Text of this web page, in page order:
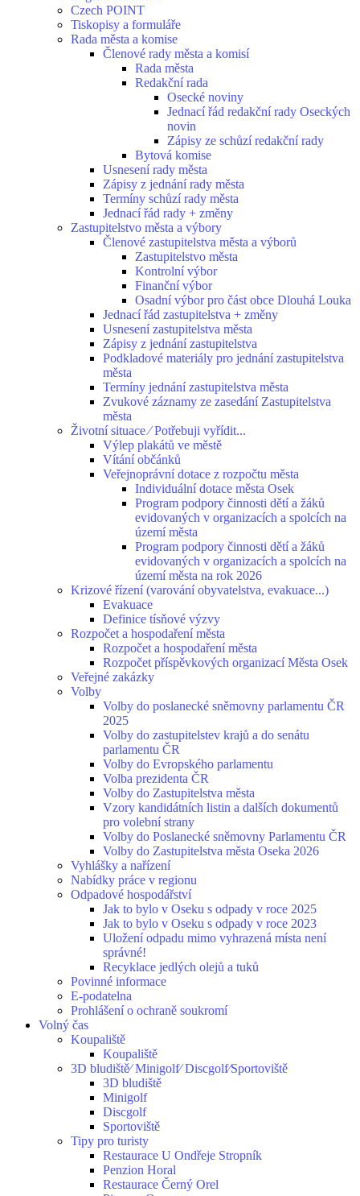
Czech POINT
Tiskopisy a formuláře
Rada města a komise
Členové rady města a komisí
Rada města
Redakční rada
Osecké noviny
Jednací řád redakční rady Oseckých
novin
Zápisy ze schůzí redakční rady
Bytová komise
Usnesení rady města
Zápisy z jednání rady města
Termíny schůzí rady města
Jednací řád rady + změny
Zastupitelstvo města a výbory
Členové zastupitelstva města a výborů
Zastupitelstvo města
Kontrolní výbor
Finanční výbor
Osadní výbor pro část obce Dlouhá Louka
Jednací řád zastupitelstva + změny
Usnesení zastupitelstva města
Zápisy z jednání zastupitelstva
Podkladové materiály pro jednání zastupitelstva
města
Termíny jednání zastupitelstva města
Zvukové záznamy ze zasedání Zastupitelstva
města
Životní situace ⁄ Potřebuji vyřídit...
Výlep plakátů ve městě
Vítání občánků
Veřejnoprávní dotace z rozpočtu města
Individuální dotace města Osek
Program podpory činnosti dětí a žáků
evidovaných v organizacích a spolcích na
území města
Program podpory činnosti dětí a žáků
evidovaných v organizacích a spolcích na
území města na rok 2026
Krizové řízení (varování obyvatelstva, evakuace...)
Evakuace
Definice tísňové výzvy
Rozpočet a hospodaření města
Rozpočet a hospodaření města
Rozpočet příspěvkových organizací Města Osek
Veřejné zakázky
Volby
Volby do poslanecké sněmovny parlamentu ČR
2025
Volby do zastupitelstev krajů a do senátu
parlamentu ČR
Volby do Evropského parlamentu
Volba prezidenta ČR
Volby do Zastupitelstva města
Vzory kandidátních listin a dalších dokumentů
pro volební strany
Volby do Poslanecké sněmovny Parlamentu ČR
Volby do Zastupitelstva města Oseka 2026
Vyhlášky a nařízení
Nabídky práce v regionu
Odpadové hospodářství
Jak to bylo v Oseku s odpady v roce 2025
Jak to bylo v Oseku s odpady v roce 2023
Uložení odpadu mimo vyhrazená místa není
správné!
Recyklace jedlých olejů a tuků
Povinné informace
E-podatelna
Prohlášení o ochraně soukromí
Volný čas
Koupaliště
Koupaliště
3D bludiště⁄ Minigolf⁄ Discgolf⁄Sportoviště
3D bludiště
Minigolf
Discgolf
Sportoviště
Tipy pro turisty
Restaurace U Ondřeje Stropník
Penzion Horal
Restaurace Černý Orel